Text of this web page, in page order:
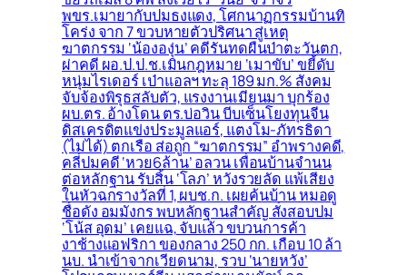
พขร.เมายากับปมธงแดง, โศกนาฏกรรมบ้านทิ
โคร่ง จาก 7 ขวบหายตัวปริศนา สู่เหตุ
ฆาตกรรม ‘น้ององุ่น’ คดีรันทดผืนป่าตะวันตก,
ผ่าคดี ผอ.ป.ป.ช.เมินกฎหมาย ‘เมาขับ’ ขยี้ดับ
หนุ่มไรเดอร์ เป่าแอลฯ ทะลุ 189 มก.% สังคม
จับจ้องพิรุธสลับตัว, แรงงานเมียนมา บุกร้อง
ผบ.ตร. อ้างโดน ตร.บ่อวิน บีบเซ็นโยงทุนจีน
ดิสเครดิตแข่งประมูลแอร์, แตงโม-ภัทรธิดา
(ไม่ได้) ตกเรือ ส่อถูก “ฆาตกรรม” อำพรางคดี,
คลี่ปมคดี ‘หวย6ล้าน’ อลวน เพื่อนบ้านจำนน
ต่อหลักฐาน รับสิ้น ‘โลภ’ หวังรวยลัด แพ้เสียง
ในหัวฉกรางวัลที่ 1, ผบช.ก. เผยค้นบ้าน หมอดู
ชื่อดัง อมมังกร พบหลักฐานสำคัญ สั่งสอบปม
‘โน้ส อุดม’ เคยแฉ, จับแล้ว ขบวนการค้า
งาช้างแอฟริกา ของกลาง 250 กก. เกือบ 10 ล้า
นบ. นำเข้าจากเวียดนาม, รวบ ‘นายหวัง’